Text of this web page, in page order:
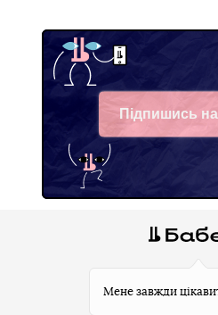
Підпишись
Telegram
Мене завжди